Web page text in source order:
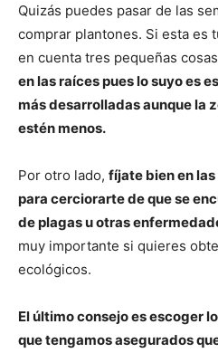
Quizás puedes pasar de las
comprar plantones. Si esta es
en cuenta tres pequeñas
en las raíces pues lo suyo es
más desarrolladas aunque la
estén menos.
Por otro lado, fíjate bien en
para cerciorarte de que se
de plagas u otras
muy importante si quieres
ecológicos.
El último consejo es escoger
que tengamos asegurados